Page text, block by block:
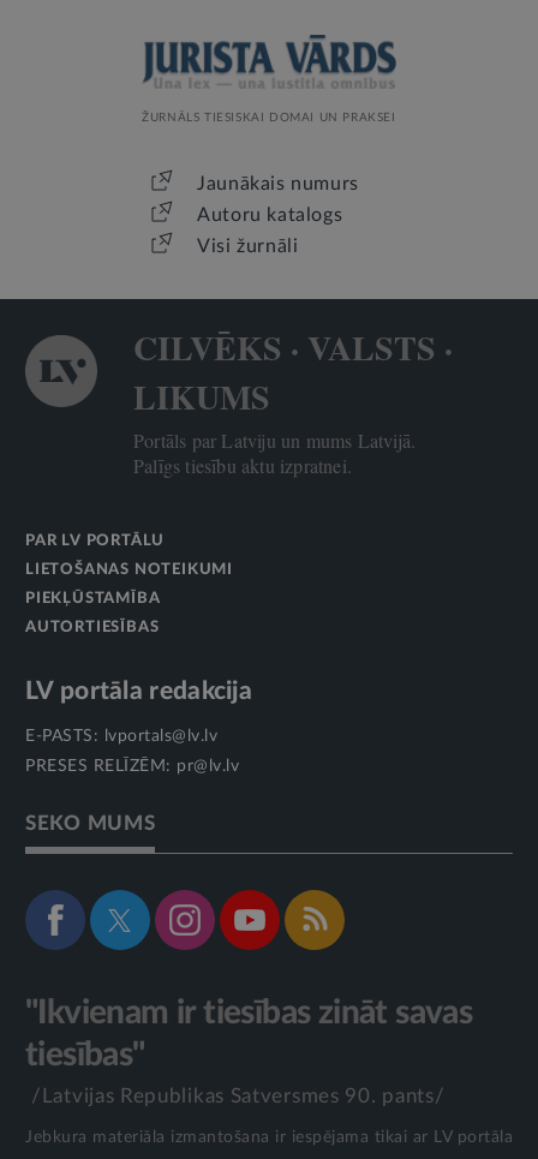
ŽURNĀLS TIESISKAI DOMAI UN PRAKSEI
Jaunākais numurs
Autoru katalogs
Visi žurnāli
CILVĒKS · VALSTS ·
LIKUMS
Portāls par Latviju un mums Latvijā.
Palīgs tiesību aktu izpratnei.
PAR LV PORTĀLU
LIETOŠANAS NOTEIKUMI
PIEKĻŪSTAMĪBA
AUTORTIESĪBAS
LV portāla redakcija
E-PASTS:
lvportals@lv.lv
PRESES RELĪZĒM: pr@lv.lv
SEKO MUMS
"Ikvienam ir tiesības zināt savas
tiesības"
/Latvijas Republikas Satversmes 90. pants/
Jebkura materiāla izmantošana ir iespējama tikai ar LV portāla